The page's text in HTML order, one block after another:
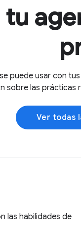
puede usar con
sobre las prácticas
Ver todas
las habilidades de